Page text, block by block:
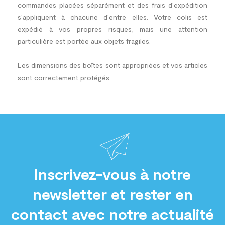
commandes placées séparément et des frais d'expédition
s'appliquent à chacune d'entre elles. Votre colis est
expédié à vos propres risques, mais une attention
particulière est portée aux objets fragiles.
Les dimensions des boîtes sont appropriées et vos articles
sont correctement protégés.
Inscrivez-vous à notre
newsletter et rester en
contact avec notre actualité